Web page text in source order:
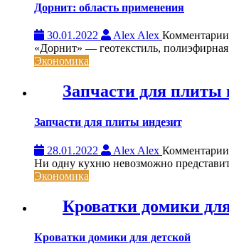
Дорнит: область применения
30.01.2022 Alex Alex Комментарии
«Дорнит» — геотекстиль,
Экономика
Запчасти для плиты
Запчасти для плиты индезит
28.01.2022 Alex Alex Комментарии
Ни одну кухню невозможно
Экономика
Кроватки домики
Кроватки домики для детской